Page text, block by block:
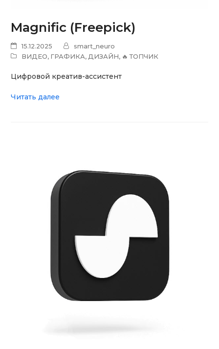
Magnific (Freepick)
15.12.2025
smart_neuro
ВИДЕО, ГРАФИКА, ДИЗАЙН, 🔥 ТОПЧИК
Цифровой креатив-ассистент
Читать далее